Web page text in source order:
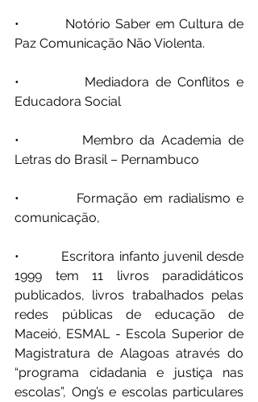
•          Notório Saber em Cultura de
Paz Comunicação Não Violenta.
•          Mediadora de Conflitos e
Educadora Social
•          Membro da Academia de
Letras do Brasil – Pernambuco
•          Formação em radialismo e
comunicação,
•          Escritora infanto juvenil desde
1999 tem 11 livros paradidáticos
publicados, livros trabalhados pelas
redes públicas de educação de
Maceió, ESMAL - Escola Superior de
Magistratura de Alagoas através do
“programa cidadania e justiça nas
escolas”, Ong’s e escolas particulares